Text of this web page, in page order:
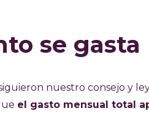
se
nuestro consejo y
el gasto mensual total